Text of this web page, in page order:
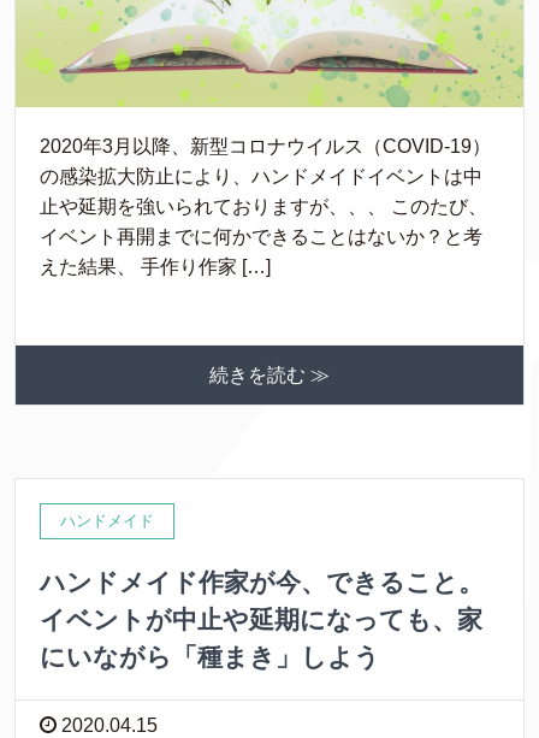
2020年3月以降、新型コロナウイルス（COVID-19）
の感染拡大防止により、ハンドメイドイベントは中
止や延期を強いられておりますが、、、 このたび、
イベント再開までに何かできることはないか？と考
えた結果、 手作り作家 […]
続きを読む ≫
ハンドメイド
ハンドメイド作家が今、できること。
イベントが中止や延期になっても、家
にいながら「種まき」しよう
2020.04.15